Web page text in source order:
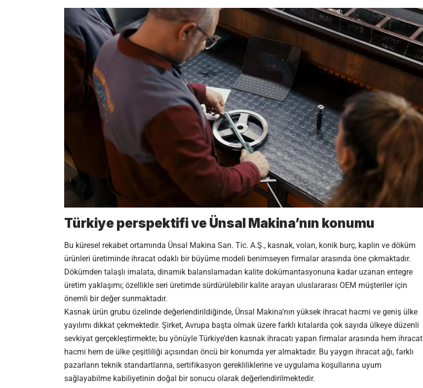
Türkiye perspektifi ve Ünsal Makina’nın konumu
Bu küresel rekabet ortamında Ünsal Makina San. Tic. A.Ş., kasnak, volan, konik burç, kaplin ve döküm
ürünleri üretiminde ihracat odaklı bir büyüme modeli benimseyen firmalar arasında öne çıkmaktadır.
Dökümden talaşlı imalata, dinamik balanslamadan kalite dokümantasyonuna kadar uzanan entegre
üretim yaklaşımı; özellikle seri üretimde sürdürülebilir kalite arayan uluslararası OEM müşteriler için
önemli bir değer sunmaktadır.
Kasnak ürün grubu özelinde değerlendirildiğinde, Ünsal Makina’nın yüksek ihracat hacmi ve geniş ülke
yayılımı dikkat çekmektedir. Şirket, Avrupa başta olmak üzere farklı kıtalarda çok sayıda ülkeye düzenli
sevkiyat gerçekleştirmekte; bu yönüyle Türkiye’den kasnak ihracatı yapan firmalar arasında hem ihracat
hacmi hem de ülke çeşitliliği açısından öncü bir konumda yer almaktadır. Bu yaygın ihracat ağı, farklı
pazarların teknik standartlarına, sertifikasyon gerekliliklerine ve uygulama koşullarına uyum
sağlayabilme kabiliyetinin doğal bir sonucu olarak değerlendirilmektedir.